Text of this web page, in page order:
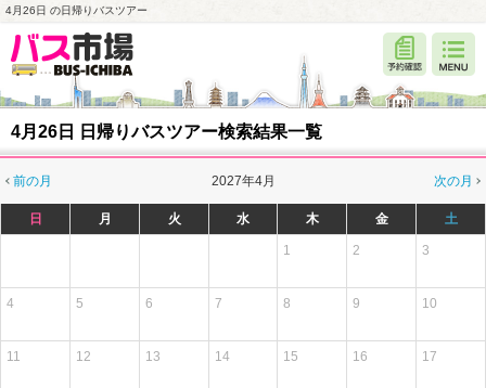
4月26日 の日帰りバスツアー
4月26日 日帰りバスツアー検索結果一覧
前の月 次の月
2027年4月
日 月 火 水 木 金 土
1 2 3
4 5 6 7 8 9 10
11 12 13 14 15 16 17